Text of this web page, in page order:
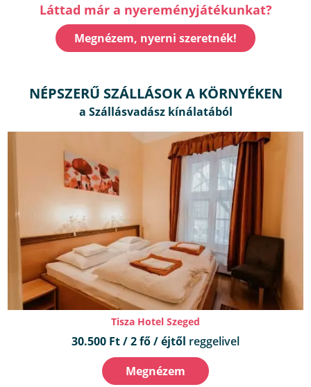
Láttad már a nyereményjátékunkat?
Megnézem, nyerni szeretnék!
NÉPSZERŰ SZÁLLÁSOK A KÖRNYÉKEN
Tisza Hotel Szeged
30.500 Ft / 2 fő / éjtől reggelivel
Megnézem